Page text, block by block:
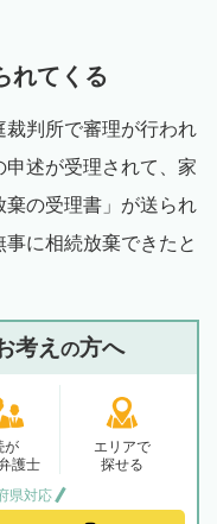
れてくる
判所で審理が行われ
申述が受理されて、家
の受理書」が送られ
に相続放棄できたと
考え の方へ
が
護士
エリアで
探せる
県対応